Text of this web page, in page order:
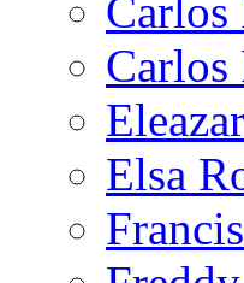
Carlos
Carlos
Elsa